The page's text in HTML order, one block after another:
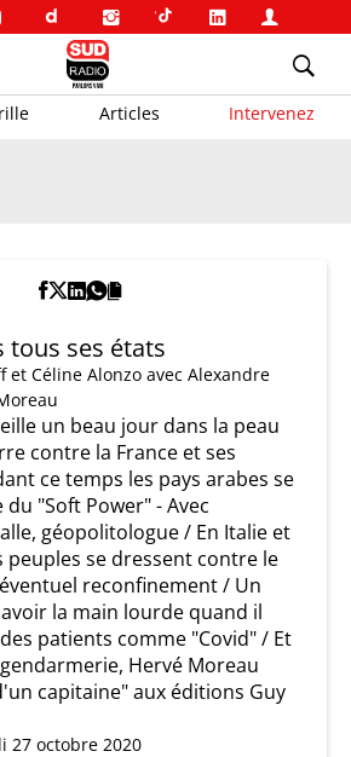
Articles Intervenez
tous ses états
et Céline Alonzo avec Alexandre
un beau jour dans la peau
contre la France et ses
ce temps les pays arabes se
"Soft Power" - Avec
géopolitologue / En Italie et
peuples se dressent contre le
reconfinement / Un
la main lourde quand il
patients comme "Covid" / Et
Hervé Moreau
capitaine" aux éditions Guy
27 octobre 2020